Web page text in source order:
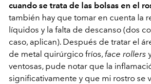
cuando se trata de las bolsas en el
también hay que tomar en cuenta la
líquidos y la falta de descanso (dos
caso, aplican). Después de tratar el
de metal quirúrgico fríos, face rollers
ventosas, pude notar que la
significativamente y que mi rostro se